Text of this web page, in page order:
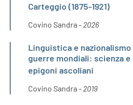
Carteggio (1875-1921)
Covino Sandra - 2026
Linguistica e nazionalismo
guerre mondiali: scienza
epigoni ascoliani
Covino Sandra - 2019